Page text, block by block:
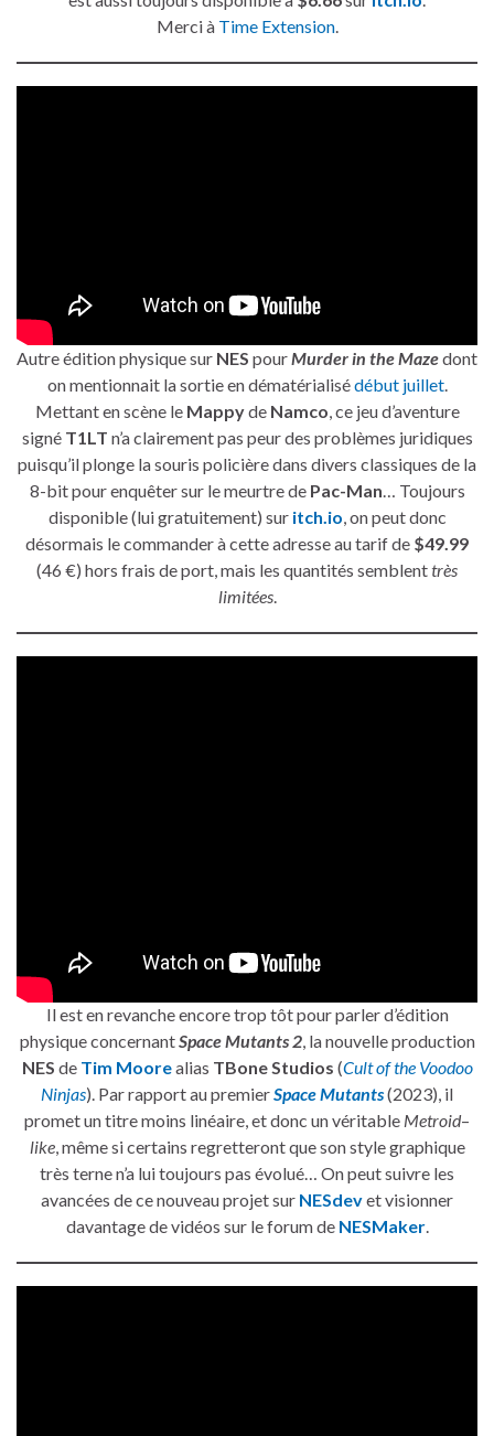
Merci à Time Extension.
Autre édition physique sur NES pour Murder in the Mazedont
on mentionnait la sortie en dématérialisédébut juillet.
Mettant en scène le Mappyde Namco , ce jeu d’aventure
signé T1LT n’a clairement pas peur des problèmes juridiques
puisqu’il plonge la souris policière dans divers classiques de la
8-bit pour enquêter sur le meurtre de Pac-Man … Toujours
disponible (lui gratuitement) sur itch.io , on peut donc
désormais le commander à cette adresse au tarif de $49.99
(46 €) hors frais de port, mais les quantités semblenttrès
limitées.
Il est en revanche encore trop tôt pour parler d’édition
physique concernantSpace Mutants 2, la nouvelle production
NES de Tim Moorealias TBone Studios (Cult of the Voodoo
Ninjas). Par rapport au premierSpace Mutants(2023), il
promet un titre moins linéaire, et donc un véritable Metroid–
like, même si certains regretteront que son style graphique
très terne n’a lui toujours pas évolué… On peut suivre les
avancées de ce nouveau projet sur NESdevet visionner
davantage de vidéos sur le forum de NESMaker.